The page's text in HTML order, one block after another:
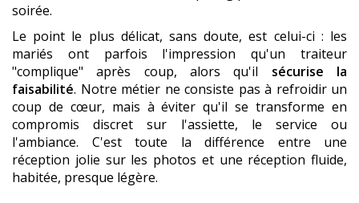
soirée.
Le point le plus délicat, sans doute, est celui-ci : les
mariés ont parfois l'impression qu'un traiteur
"complique" après coup, alors qu'il sécurise la
faisabilité. Notre métier ne consiste pas à refroidir un
coup de cœur, mais à éviter qu'il se transforme en
compromis discret sur l'assiette, le service ou
l'ambiance. C'est toute la différence entre une
réception jolie sur les photos et une réception fluide,
habitée, presque légère.